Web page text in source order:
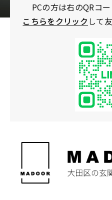
PCの方は右のQRコ
こちらをクリック して